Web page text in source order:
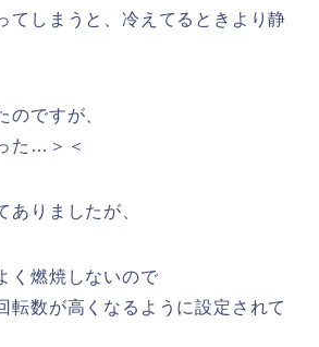
てしまうと、冷えてるときより静
のですが、
た…＞＜
ありましたが、
く燃焼しないので
転数が高くなるように設定されて